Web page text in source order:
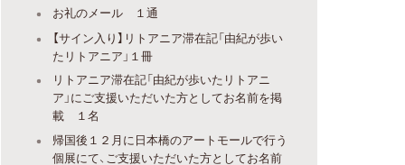
お礼のメール １通
【サイン入り】リトアニア滞在記「由紀が歩い
たリトアニア」１冊
リトアニア滞在記「由紀が歩いたリトアニ
ア」にご支援いただいた方としてお名前を掲
載 １名
帰国後１２月に日本橋のアートモールで行う
個展にて、ご支援いただいた方としてお名前